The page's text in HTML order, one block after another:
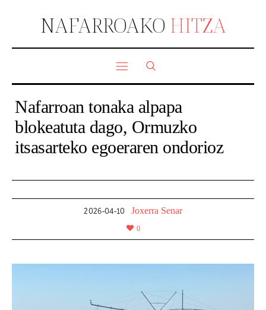
NAFARROAKO HITZA
Nafarroan tonaka alpapa
blokeatuta dago, Ormuzko
itsasarteko egoeraren ondorioz
2026-04-10 Joxerra Senar
0